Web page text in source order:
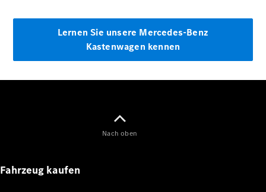
Ihr
elektrischer
Extras
Lernen Sie unsere Mercedes-Benz
Kastenwagen kennen
Nach oben
Fahrzeug kaufen